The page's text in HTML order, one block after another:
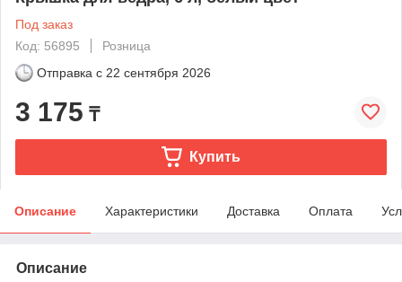
Под заказ
Код: 56895
Розница
Отправка с 22 сентября 2026
3 175 ₸
Купить
Описание Характеристики Доставка Оплата
Описание